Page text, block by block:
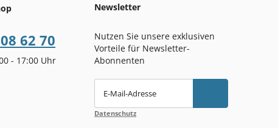
62 70
- 17:00 Uhr
Newsletter
Nutzen Sie unsere exklusiven
Vorteile für Newsletter-
Abonnenten
E-Mail-Adresse
Datenschutz